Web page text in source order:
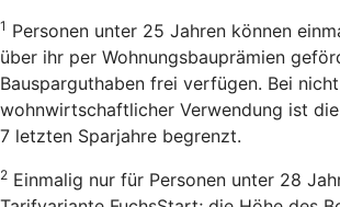
1 Personen unter 25 Jahren können
über ihr per Wohnungsbauprämien
Bausparguthaben frei verfügen. Bei nicht
wohnwirtschaftlicher Verwendung ist
7 letzten Sparjahre begrenzt.
2 Einmalig nur für Personen unter 28